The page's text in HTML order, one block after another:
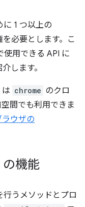
1 つ以上の
必要とします。こ
使用できる API に
します。
chrome のクロ
間でも利用できま
ラウザの
機能
うメソッドとプロ